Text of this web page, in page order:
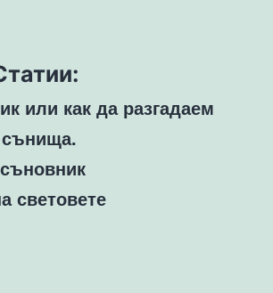
или как да разгадаем
световете